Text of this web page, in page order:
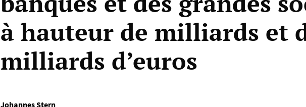
à hauteur de milliards et
milliards d’euros
Johannes Stern